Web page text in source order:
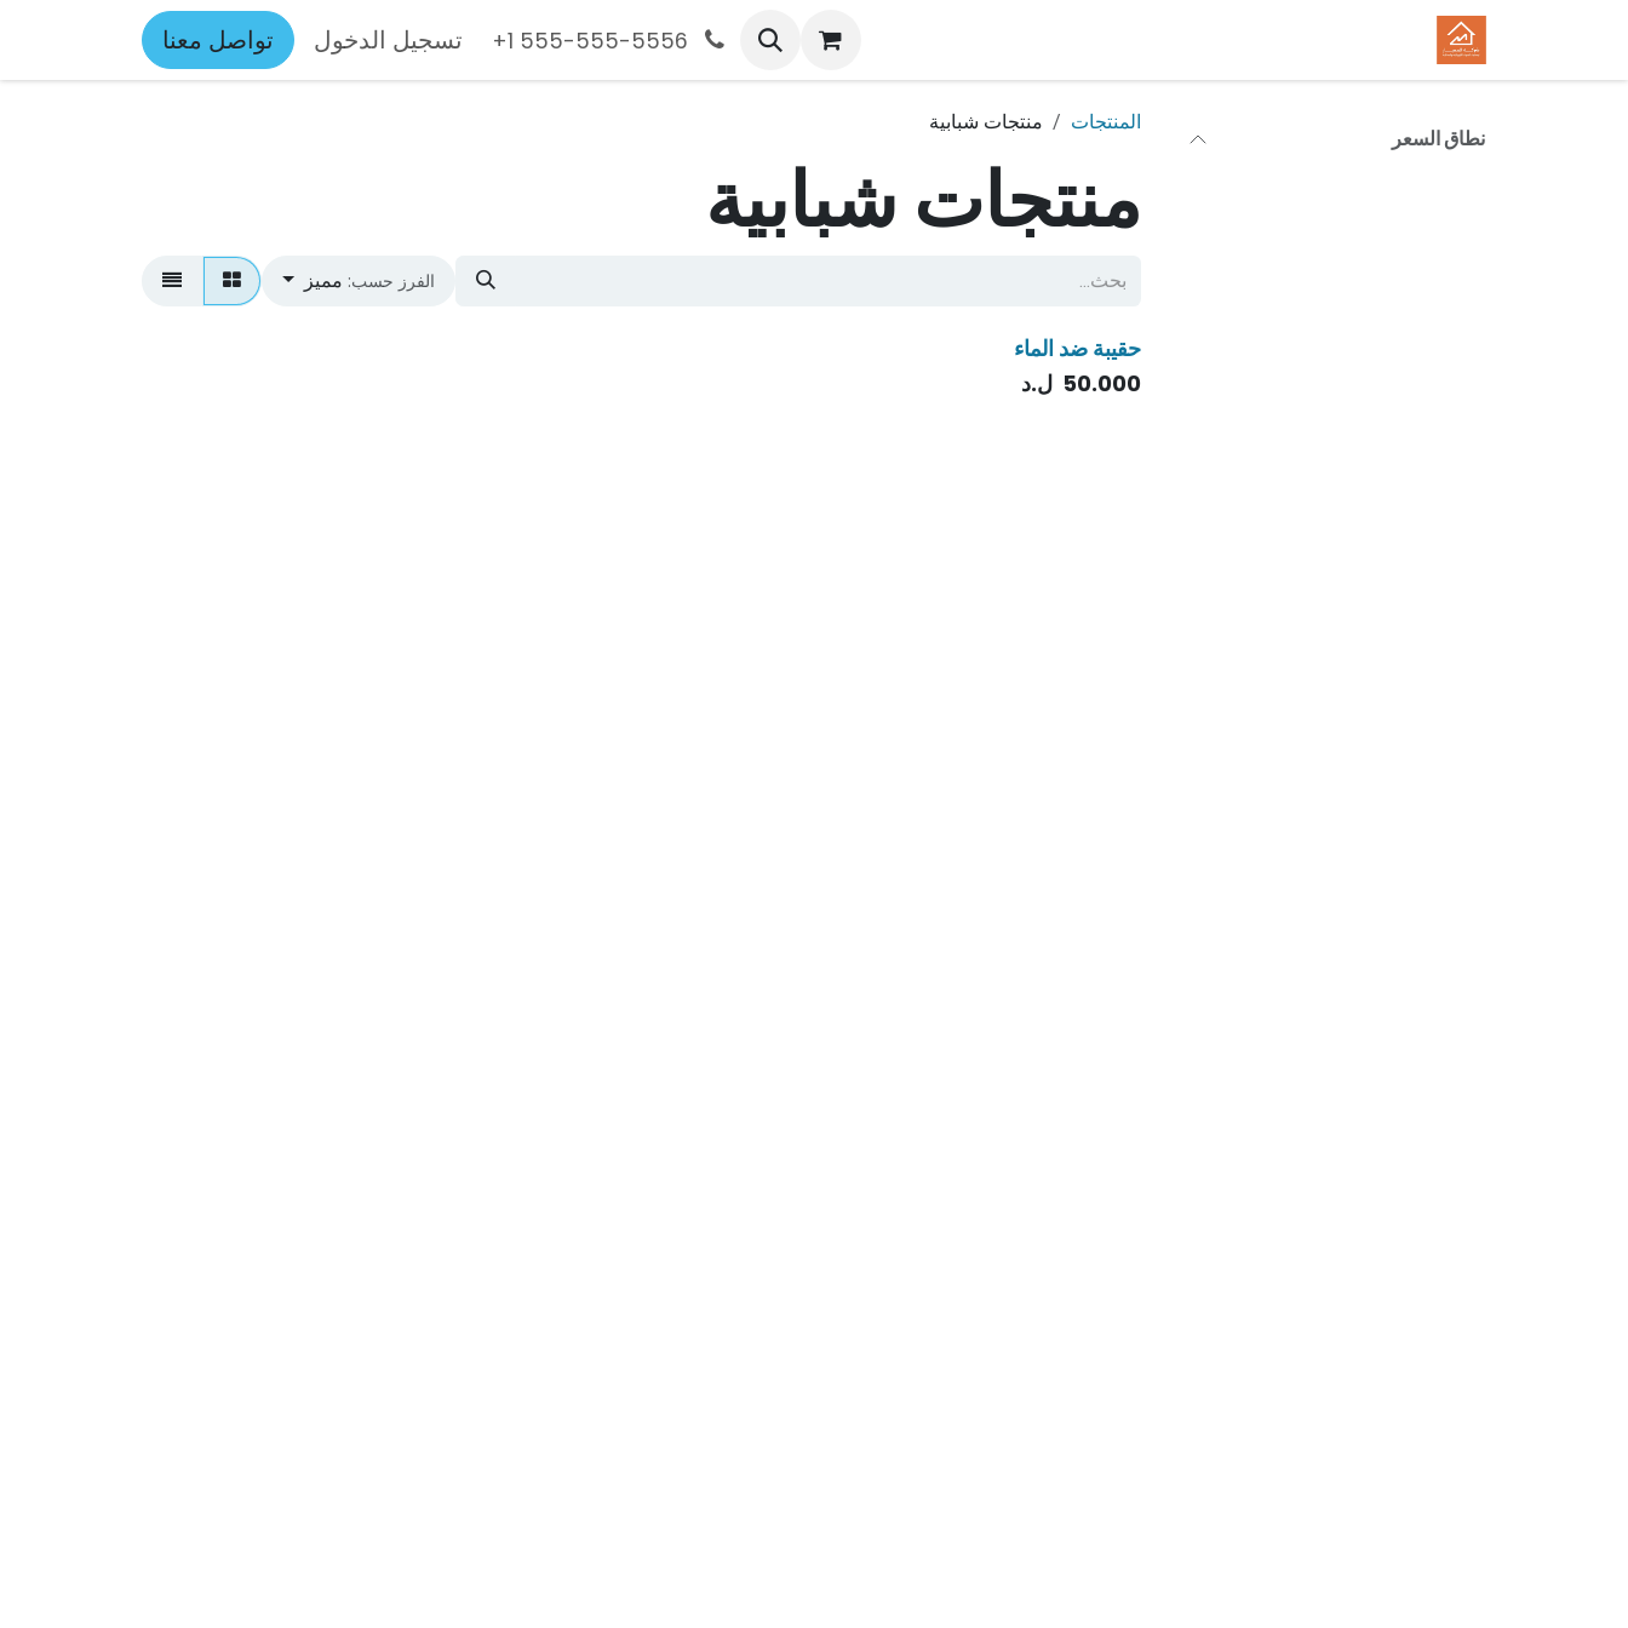
تخطي للذهاب إلى المحتوى
+1 555-555-5556 تسجيل الدخول تواصل معنا
نطاق السعر
المنتجات منتجات شبابية
منتجات شبابية
الفرز حسب: مميز
حقيبة ضد الماء
50.000 ل.د